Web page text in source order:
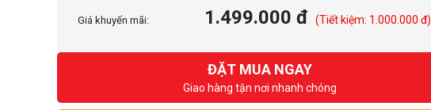
Giá khuyến mãi: 1.499.000 đ (Tiết kiệm: 1.000.000 đ)
ĐẶT MUA NGAY
Giao hàng tận nơi nhanh chóng